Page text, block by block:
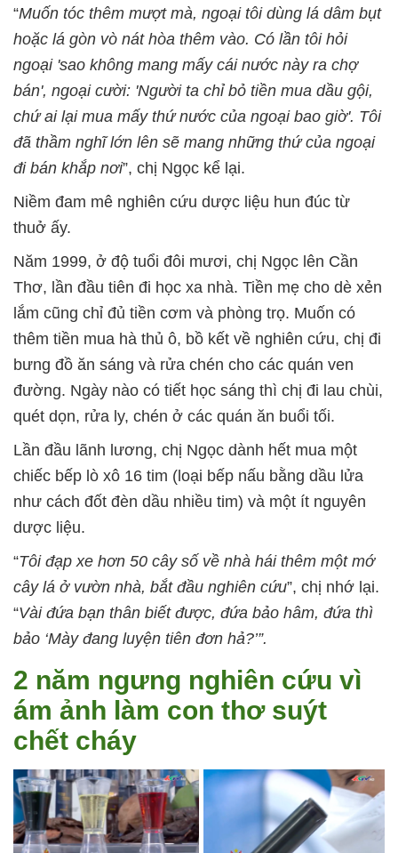
“Muốn tóc thêm mượt mà, ngoại tôi dùng lá dâm bụt
hoặc lá gòn vò nát hòa thêm vào. Có lần tôi hỏi
ngoại 'sao không mang mấy cái nước này ra chợ
bán', ngoại cười: 'Người ta chỉ bỏ tiền mua dầu gội,
chứ ai lại mua mấy thứ nước của ngoại bao giờ'. Tôi
đã thầm nghĩ lớn lên sẽ mang những thứ của ngoại
đi bán khắp nơi”, chị Ngọc kể lại.
Niềm đam mê nghiên cứu dược liệu hun đúc từ
thuở ấy.
Năm 1999, ở độ tuổi đôi mươi, chị Ngọc lên Cần
Thơ, lần đầu tiên đi học xa nhà. Tiền mẹ cho dè xẻn
lắm cũng chỉ đủ tiền cơm và phòng trọ. Muốn có
thêm tiền mua hà thủ ô, bồ kết về nghiên cứu, chị đi
bưng đồ ăn sáng và rửa chén cho các quán ven
đường. Ngày nào có tiết học sáng thì chị đi lau chùi,
quét dọn, rửa ly, chén ở các quán ăn buổi tối.
Lần đầu lãnh lương, chị Ngọc dành hết mua một
chiếc bếp lò xô 16 tim (loại bếp nấu bằng dầu lửa
như cách đốt đèn dầu nhiều tim) và một ít nguyên
dược liệu.
“Tôi đạp xe hơn 50 cây số về nhà hái thêm một mớ
cây lá ở vườn nhà, bắt đầu nghiên cứu”, chị nhớ lại.
“Vài đứa bạn thân biết được, đứa bảo hâm, đứa thì
bảo ‘Mày đang luyện tiên đơn hả?’”.
2 năm ngưng nghiên cứu vì
ám ảnh làm con thơ suýt
chết cháy